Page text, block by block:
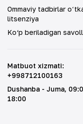
Ommaviy tadbirlar
litsenziya
Ko‘p beriladigan
Matbuot xizmati:
+998712100163
Dushanba - Juma,
18:00